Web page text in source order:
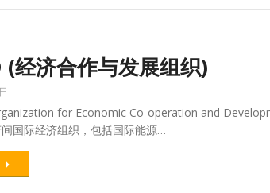
(经济合作与发展组织)
for Economic Co-operation and
国际经济组织，包括国际能源…